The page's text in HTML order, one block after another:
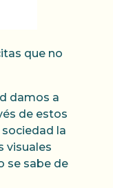
que no
damos a
de estos
la
visuales
se sabe de